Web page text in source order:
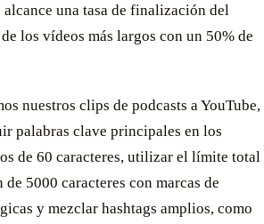
una tasa de finalización del
los vídeos más largos con un 50% de
nuestros clips de podcasts a YouTube,
palabras clave principales en los
de 60 caracteres, utilizar el límite total
5000 caracteres con marcas de
y mezclar hashtags amplios, como